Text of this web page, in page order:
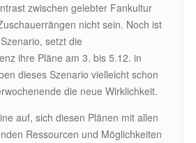
zwischen gelebter Fankultur
nicht sein. Noch ist
setzt die
ihre Pläne am 3. bis 5.12. in
dieses Szenario vielleicht schon
die neue Wirklichkeit.
auf, sich diesen Plänen mit allen
Ressourcen und Möglichkeiten